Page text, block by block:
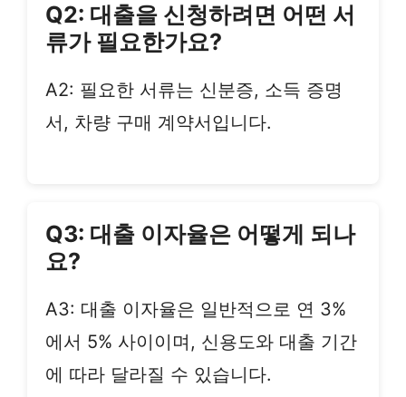
Q2: 대출을 신청하려면 어떤 서
류가 필요한가요?
A2: 필요한 서류는 신분증, 소득 증명
서, 차량 구매 계약서입니다.
Q3: 대출 이자율은 어떻게 되나
요?
A3: 대출 이자율은 일반적으로 연 3%
에서 5% 사이이며, 신용도와 대출 기간
에 따라 달라질 수 있습니다.